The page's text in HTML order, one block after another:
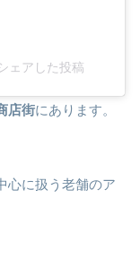
ェアした投稿
店街にあります。
心に扱う老舗のア